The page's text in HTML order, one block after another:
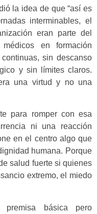
la idea de que “así es
interminables, el
eran parte del
en formación
sin descanso
y sin límites claros.
una virtud y no una
para romper con esa
ni una reacción
en el centro algo que
humana. Porque
salud fuerte si quienes
extremo, el miedo
básica pero